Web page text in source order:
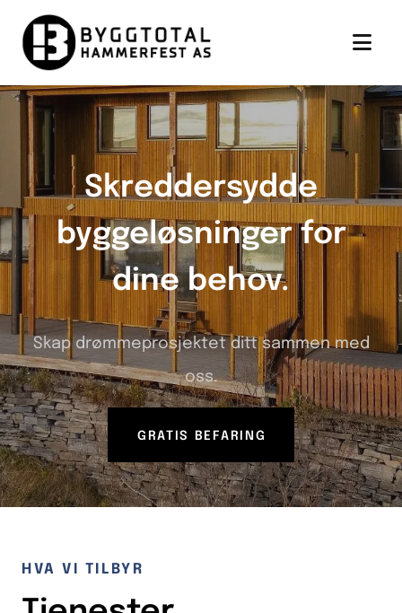
Skreddersydde
byggeløsninger for
dine behov.
Skap drømmeprosjektet ditt sammen med
oss.
GRATIS BEFARING
HVA VI TILBYR